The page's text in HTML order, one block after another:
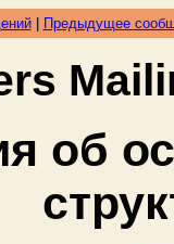
| Предыдущее
об